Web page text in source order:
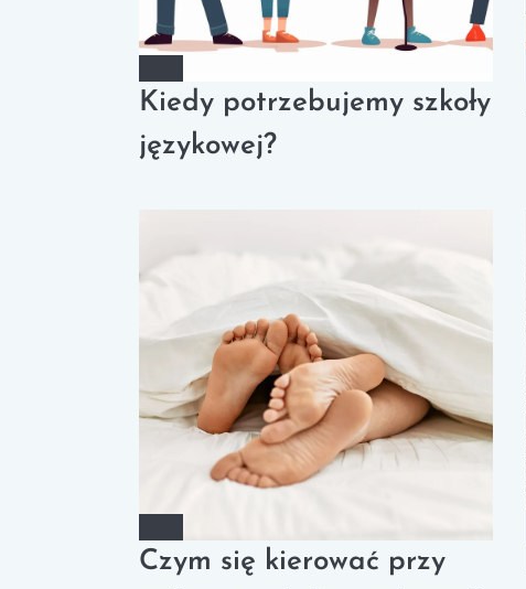
Kiedy potrzebujemy szkoły
językowej?
Czym się kierować przy